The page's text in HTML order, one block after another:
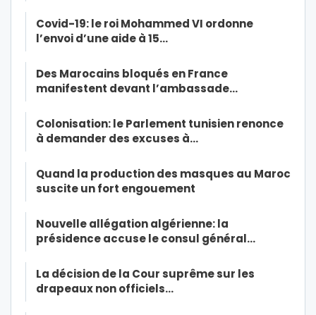
Covid-19: le roi Mohammed VI ordonne
l’envoi d’une aide à 15…
Des Marocains bloqués en France
manifestent devant l’ambassade…
Colonisation: le Parlement tunisien renonce
à demander des excuses à…
Quand la production des masques au Maroc
suscite un fort engouement
Nouvelle allégation algérienne: la
présidence accuse le consul général…
La décision de la Cour suprême sur les
drapeaux non officiels…